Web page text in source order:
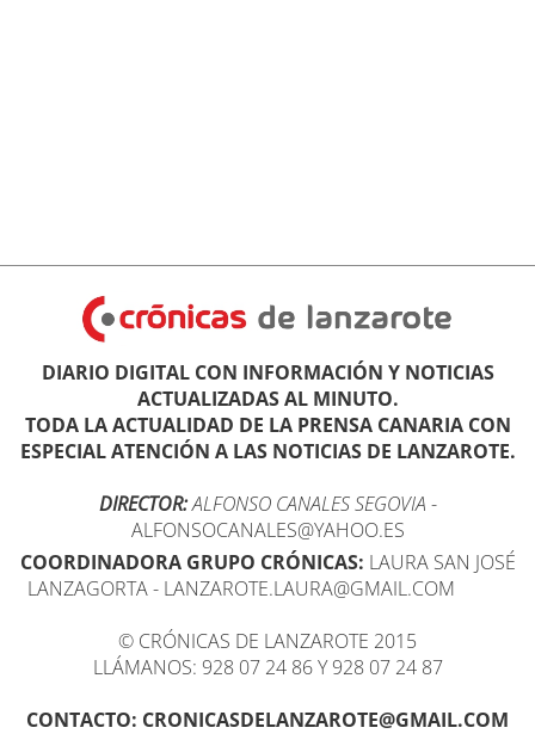
DIARIO DIGITAL CON INFORMACIÓN Y NOTICIAS
ACTUALIZADAS AL MINUTO.
TODA LA ACTUALIDAD DE LA PRENSA CANARIA CON
ESPECIAL ATENCIÓN A LAS NOTICIAS DE LANZAROTE.
DIRECTOR:ALFONSO CANALES SEGOVIA -
ALFONSOCANALES@YAHOO.ES
COORDINADORA GRUPO CRÓNICAS: LAURA SAN JOSÉ
LANZAGORTA - LANZAROTE.LAURA@GMAIL.COM
© CRÓNICAS DE LANZAROTE 2015
LLÁMANOS: 928 07 24 86 Y 928 07 24 87
CONTACTO: CRONICASDELANZAROTE@GMAIL.COM